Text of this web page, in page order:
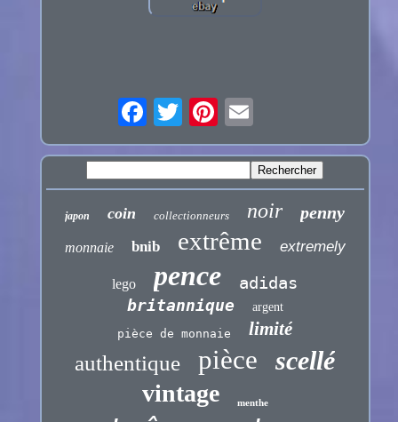
japon coin collectionneurs noir penny
monnaie bnib extrême extremely
lego pence adidas
britannique
argent
pièce de monnaie
limité
authentique pièce scellé
vintage menthe